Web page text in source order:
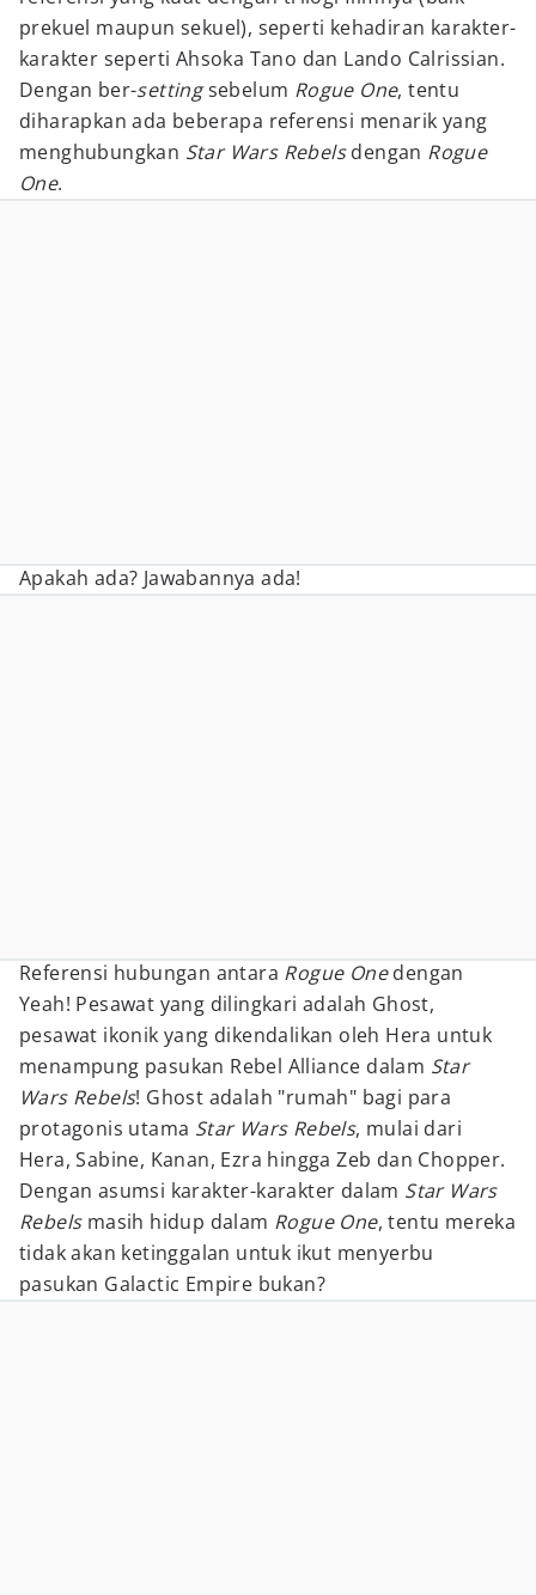
prekuel maupun sekuel), seperti kehadiran karakter-
karakter seperti Ahsoka Tano dan Lando Calrissian.
Dengan ber-settingsebelum Rogue One, tentu
diharapkan ada beberapa referensi menarik yang
menghubungkan Star Wars Rebelsdengan Rogue
One.
Apakah ada? Jawabannya ada!
Referensi hubungan antara Rogue Onedengan
Yeah! Pesawat yang dilingkari adalah Ghost,
pesawat ikonik yang dikendalikan oleh Hera untuk
menampung pasukan Rebel Alliance dalam Star
Wars Rebels! Ghost adalah "rumah" bagi para
protagonis utama Star Wars Rebels, mulai dari
Hera, Sabine, Kanan, Ezra hingga Zeb dan Chopper.
Dengan asumsi karakter-karakter dalam Star Wars
Rebelsmasih hidup dalam Rogue One, tentu mereka
tidak akan ketinggalan untuk ikut menyerbu
pasukan Galactic Empire bukan?